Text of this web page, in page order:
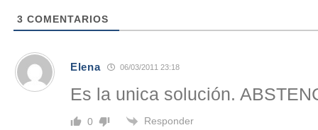
3 COMENTARIOS
Elena 06/03/2011 23:18
Es la unica solución.
0 Responder